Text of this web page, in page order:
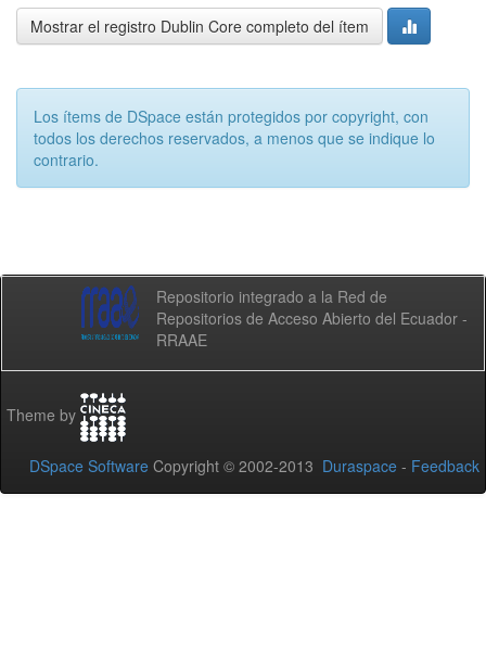
Mostrar el registro Dublin Core completo del ítem
Los ítems de DSpace están protegidos por copyright, con
todos los derechos reservados, a menos que se indique lo
contrario.
Repositorio integrado a la Red de
Repositorios de Acceso Abierto del Ecuador -
RRAAE
Theme by
DSpace Software Copyright © 2002-2013 Duraspace - Feedback